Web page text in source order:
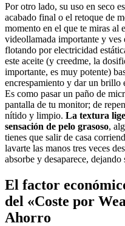
Por otro lado, su uso en seco
acabado final o el retoque de
momento en el que te miras al
videollamada importante y ves
flotando por electricidad
este aceite (y creedme, la
importante, es muy potente)
encrespamiento y dar un brillo
Es como pasar un paño de
pantalla de tu monitor; de
nítido y limpio. La textura
sensación de pelo grasoso,
tienes que salir de casa
lavarte las manos tres veces
absorbe y desaparece,
El factor
del «Coste por
Ahorro